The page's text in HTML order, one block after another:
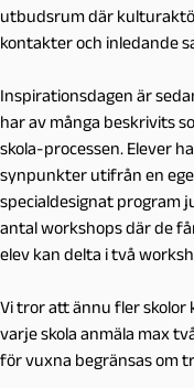
utbudsrum där
kontakter och inledande
Inspirationsdagen är
har av många beskrivits
skola-processen. Elever
synpunkter utifrån en
specialdesignat program
antal workshops där de
elev kan delta i två
Vi tror att ännu fler skolor
varje skola anmäla max
för vuxna begränsas om